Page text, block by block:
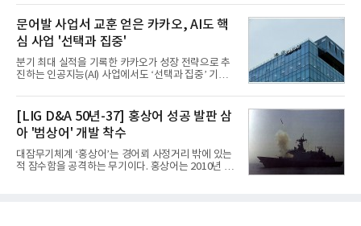
는 조종사가 휴대하는 명령통신장치(PDU, P
체별로 엇갈린 가운데 하반기 신작 흥행과 해외 시장
성과가 실적을 좌우할 핵심 변수로 떠오르고 있다.8일
업계에 따르면 올해 상반기 게임업계는 기업별 성적
표가 크게 갈렸다. 대표적으로 크래프톤은 'PUBG: 배
틀그라운드'의 안정적인 성장에 힘입어 상반기 연결
기준 매출 2조6616억원, 영업이익 9725억원으로 역
대 최대 실적을 기록했다. 엔씨도 올해 출시한 '아이온
동기 대
문어발 사업서 교훈 얻은 카카오, AI도 핵
심 사업 '선택과 집중'
분기 최대 실적을 기록한 카카오가 성장 전략으로 추
진하는 인공지능(AI) 사업에서도 ‘선택과 집중’ 기조
라 투자에 나서는 것과 달리, 카카오는 ‘카카오톡’이
라는 플랫폼 경쟁력을 활용한 AI 에이전트 서비스에
집중하는 전략이다. 과거 무리한 사업 확장 과정에서
겪었던 시행착오를 되풀이하지 않고 핵심 역량에 집
중하겠다는 취지로 풀이된다.7일 업계에 따르면 카카
오는 올해 2분기 연결 기준 매출 2조985억원, 영업이
익 2770억원을 기록했다. 전년 동기 대비 매출과 영업
[LIG D&A 50년-37] 홍상어 성공 발판 삼
아 '범상어' 개발 착수
대잠무기체계 ‘홍상어’는 경어뢰 사정거리 밖에 있는
적 잠수함을 공격하는 무기이다. 홍상어는 2010년 넥